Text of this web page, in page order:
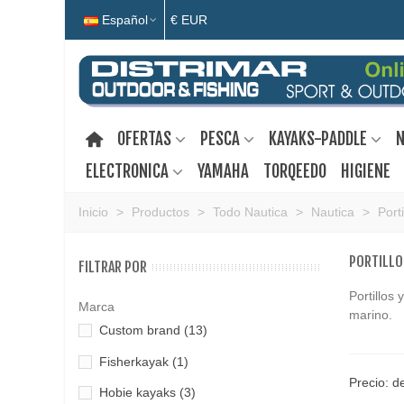
Español € EUR
OFERTAS PESCA KAYAKS-PADDLE
ELECTRONICA
YAMAHA TORQEEDO HIGIENE
Inicio > Productos > Todo Nautica > Nautica >
FILTRAR POR
Marca
Custom brand (13)
Fisherkayak (1)
Hobie kayaks (3)
Portillos
marino.
Precio: